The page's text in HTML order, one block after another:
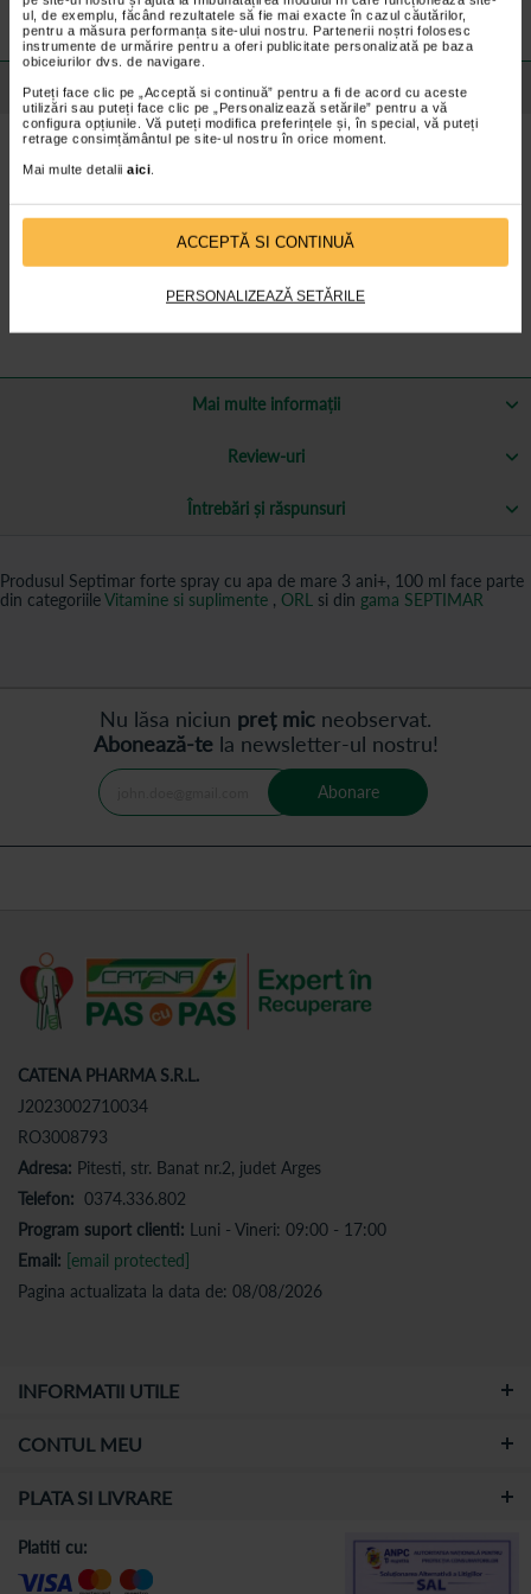
ul, de exemplu, făcând rezultatele să fie mai exacte în cazul căutărilor,
pentru a măsura performanța site-ului nostru. Partenerii noștri folosesc
instrumente de urmărire pentru a oferi publicitate personalizată pe baza
obiceiurilor dvs. de navigare.
Puteți face clic pe „Acceptă si continuă” pentru a fi de acord cu aceste
utilizări sau puteți face clic pe „Personalizează setările” pentru a vă
configura opțiunile. Vă puteți modifica preferințele și, în special, vă puteți
retrage consimțământul pe site-ul nostru în orice moment.
Mai multe detalii aici
ACCEPTĂ SI CONTINUĂ
PERSONALIZEAZĂ SETĂRILE
Detalii despre produs
Beneficii:
Apa de mare utilizata la fabricarea lor isi pastreaza combinatia
in mod normal in apa din Marea Neagra, incluzand calciu, magneziu,
ﬁer, cupru, mangan, zinc, iod si altele.
100% apa de mare hipertona, naturala, nediluata, fara
Mai multe informații
Review-uri
Întrebări și răspunsuri
Produsul Septimar forte spray cu apa de mare 3 ani+, 100 ml face parte
din categoriileVitamine si suplimente , ORL si din gama SEPTIMAR
Nu lăsa niciun preț mic neobservat.
Abonează-tela newsletter-ul nostru!
Abonare
CATENA PHARMA S.R.L.
J2023002710034
RO3008793
Adresa: Pitesti, str. Banat nr.2, judet Arges
Telefon: 0374.336.802
Program suport clienti: Luni - Vineri: 09:00 - 17:00
Email: [email protected]
Pagina actualizata la data de: 08/08/2026
INFORMATII UTILE
CONTUL MEU
PLATA SI LIVRARE
Platiti cu: